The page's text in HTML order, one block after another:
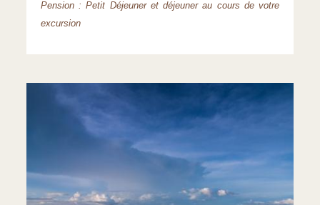
Pension : Petit Déjeuner et déjeuner au cours de votre
excursion